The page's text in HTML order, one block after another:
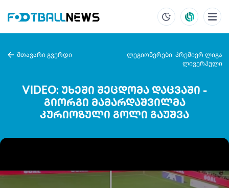
მთავარი გვერდი ლეგიონერები პრემიერ ლიგა
ლივერპული
VIDEO: უხეში შეცდომა დაცვაში -
გიორგი მამარდაშვილმა
კურიოზული გოლი გაუშვა